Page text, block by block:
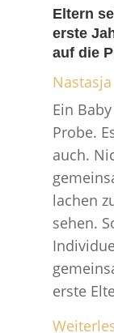
Eltern
erste
auf die
Nastasja
Ein
Probe.
auch.
lachen
sehen.
erste